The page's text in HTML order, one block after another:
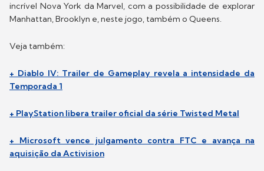
incrível Nova York da Marvel, com a possibilidade de explorar
Manhattan, Brooklyn e, neste jogo, também o Queens.
Veja também:
+ Diablo IV: Trailer de Gameplay revela a intensidade da
Temporada 1
+ PlayStation libera trailer oficial da série Twisted Metal
+ Microsoft vence julgamento contra FTC e avança na
aquisição da Activision